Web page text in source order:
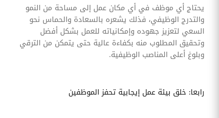
يحتاج أي موظف في أي مكان عمل إلى مساحة من النمو
والتدرج الوظيفي، فذلك يشعره بالسعادة والحماس نحو
السعي لتعزيز جهوده وإمكانياته للعمل بشكل أفضل
وتحقيق المطلوب منه بكفاءة عالية حتى يتمكن من الترقي
وبلوغ أعلى المناصب الوظيفية.
رابعا: خلق بيئة عمل إيجابية تحفز الموظفين